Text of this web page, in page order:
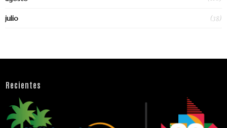
julio (38)
Recientes